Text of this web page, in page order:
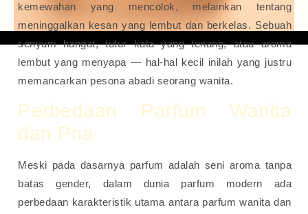
kemewahan yang mencolok, melainkan tentang
meninggalkan kesan yang lembut dan berkelas. Sebuah
senyum hangat, tutur kata yang tenang, atau aroma
lembut yang menyapa — hal-hal kecil inilah yang justru
memancarkan pesona abadi seorang wanita.
Perbedaan Parfum Wanita
dan Pria
Meski pada dasarnya parfum adalah seni aroma tanpa
batas gender, dalam dunia parfum modern ada
perbedaan karakteristik utama antara parfum wanita dan